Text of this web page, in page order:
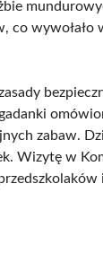
co
zabaw.
Wizytę w